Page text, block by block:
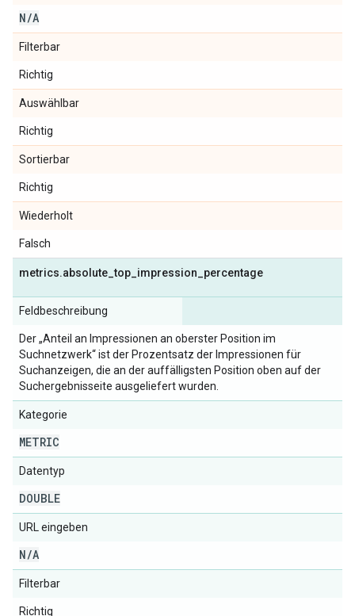
N/A
Filterbar
Richtig
Auswählbar
Richtig
Sortierbar
Richtig
Wiederholt
Falsch
metrics.absolute _top impression percentage
Feldbeschreibung
Der „Anteil an Impressionen an oberster Position im
Suchnetzwerk“ ist der Prozentsatz der Impressionen für
Suchanzeigen, die an der auffälligsten Position oben auf der
Suchergebnisseite ausgeliefert wurden.
Kategorie
METRIC
Datentyp
DOUBLE
URL eingeben
N/A
Filterbar
Richtig